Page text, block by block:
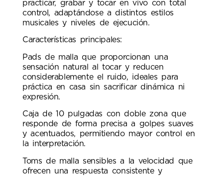
practicar, grabar y tocar en vivo con total
control, adaptándose a distintos estilos
musicales y niveles de ejecución.
Características principales:
Pads de malla que proporcionan una
sensación natural al tocar y reducen
considerablemente el ruido, ideales para
práctica en casa sin sacrificar dinámica ni
expresión.
Caja de 10 pulgadas con doble zona que
responde de forma precisa a golpes suaves
y acentuados, permitiendo mayor control en
la interpretación.
Toms de malla sensibles a la velocidad que
ofrecen una respuesta consistente y